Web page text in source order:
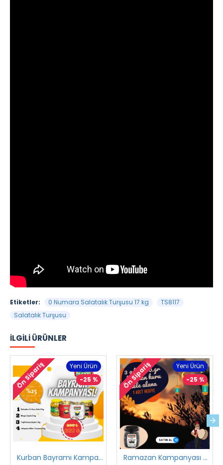
Etiketler: 0 Numara Salatalık Turşusu 17 kg
TS8117
Salatalık Turşusu
İLGILI ÜRÜNLER
Yeni Ürün
-25 %
Ön Sipariş
Kurban Bayramı Kampanyası
Yeni Ürün
-25 %
Ön Sipariş
Ramazan Kampanyası 2 2023